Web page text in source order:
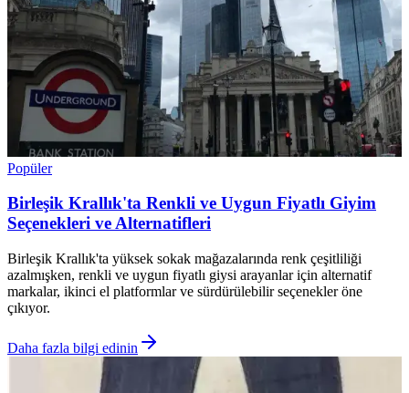
Popüler
Birleşik Krallık'ta Renkli ve Uygun Fiyatlı Giyim
Seçenekleri ve Alternatifleri
Birleşik Krallık'ta yüksek sokak mağazalarında renk çeşitliliği
azalmışken, renkli ve uygun fiyatlı giysi arayanlar için alternatif
markalar, ikinci el platformlar ve sürdürülebilir seçenekler öne
çıkıyor.
Daha fazla bilgi edinin